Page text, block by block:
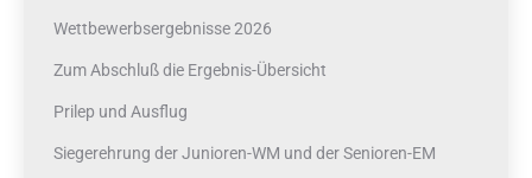
Wettbewerbsergebnisse 2026
Zum Abschluß die Ergebnis-Übersicht
Prilep und Ausflug
Siegerehrung der Junioren-WM und der Senioren-EM